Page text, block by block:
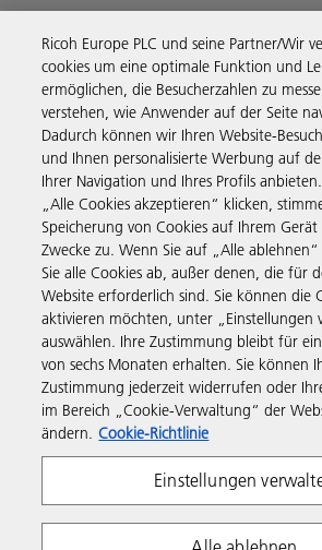
Business Solutions
Produkte & Services
Support & Kontakt
Governance & Policies
Folgen Sie uns
Ricoh Europe PLC und seine Partner/Wir
cookies um eine optimale Funktion und
ermöglichen, die Besucherzahlen zu
verstehen, wie Anwender auf der Seite
Dadurch können wir Ihren Website-
und Ihnen personalisierte Werbung auf
Ihrer Navigation und Ihres Profils
„Alle Cookies akzeptieren“ klicken,
Speicherung von Cookies auf Ihrem
Zwecke zu. Wenn Sie auf „Alle
Sie alle Cookies ab, außer denen, die für
Website erforderlich sind. Sie können die
aktivieren möchten, unter „Einstellungen
auswählen. Ihre Zustimmung bleibt für
von sechs Monaten erhalten. Sie können
Zustimmung jederzeit widerrufen oder
im Bereich „Cookie-Verwaltung“ der
ändern. Cookie-Richtlinie
Einstellungen